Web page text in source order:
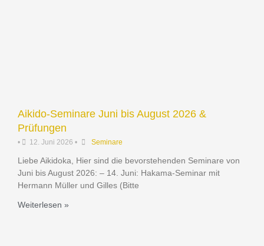
Aikido-Seminare Juni bis August 2026 &
Prüfungen
• 12. Juni 2026 • Seminare
Liebe Aikidoka, Hier sind die bevorstehenden Seminare von
Juni bis August 2026: – 14. Juni: Hakama-Seminar mit
Hermann Müller und Gilles (Bitte
Weiterlesen »